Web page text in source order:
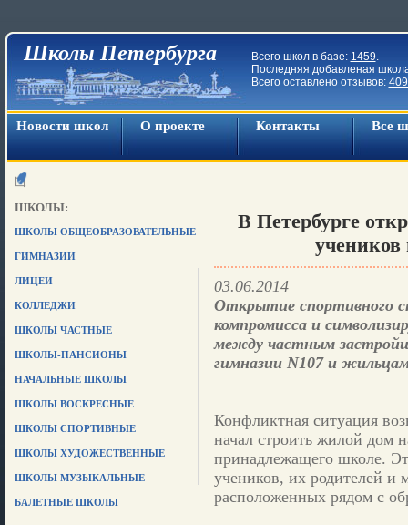
Школы Петербурга Всего школ в базе: 1459.
Последняя добавленая
Всего оставлено отзывов:
Новости школ О проекте Контакты Все
ШКОЛЫ:
ШКОЛЫ ОБЩЕОБРАЗОВАТЕЛЬНЫЕ
ГИМНАЗИИ
ЛИЦЕИ
КОЛЛЕДЖИ
ШКОЛЫ ЧАСТНЫЕ
ШКОЛЫ-ПАНСИОНЫ
НАЧАЛЬНЫЕ ШКОЛЫ
ШКОЛЫ ВОСКРЕСНЫЕ
ШКОЛЫ СПОРТИВНЫЕ
ШКОЛЫ ХУДОЖЕСТВЕННЫЕ
ШКОЛЫ МУЗЫКАЛЬНЫЕ
БАЛЕТНЫЕ ШКОЛЫ
В Петербурге
учеников
03.06.2014
Открытие спортивного
компромисса и
между частным
гимназии N107 и
Конфликтная ситуация
начал строить жилой дом
принадлежащего школе.
учеников, их родителей и
расположенных рядом с